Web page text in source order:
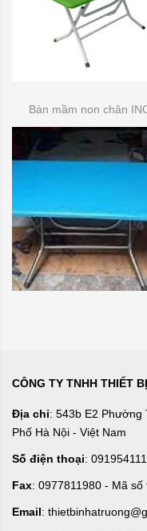
Bàn mầm non chân
CÔNG TY TNHH THIẾT
Địa chỉ: 543b E2 Phường
Phố Hà Nội - Việt Nam
Số điện thoại:
Fax: 0977811980 - Mã
Email: